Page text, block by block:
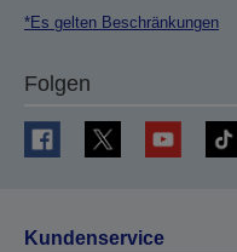
*Es gelten Beschränkungen
Folgen
Kundenservice